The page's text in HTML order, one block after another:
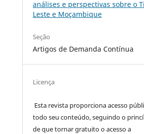
análises e perspectivas sobre o
Leste e Moçambique
Seção
Artigos de Demanda Contínua
Licença
Esta revista proporciona acesso
todo seu conteúdo, seguindo o
de que tornar gratuito o acesso a